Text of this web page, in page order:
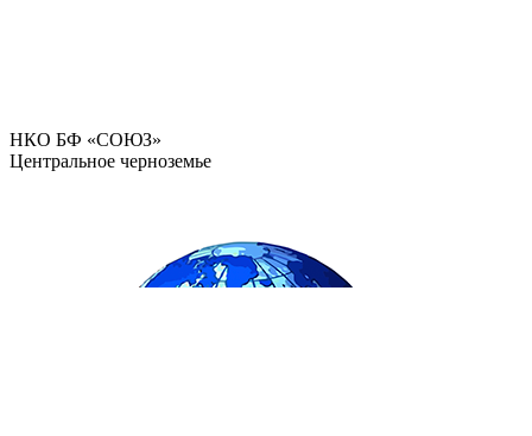
НКО БФ «СОЮЗ»
Центральное черноземье